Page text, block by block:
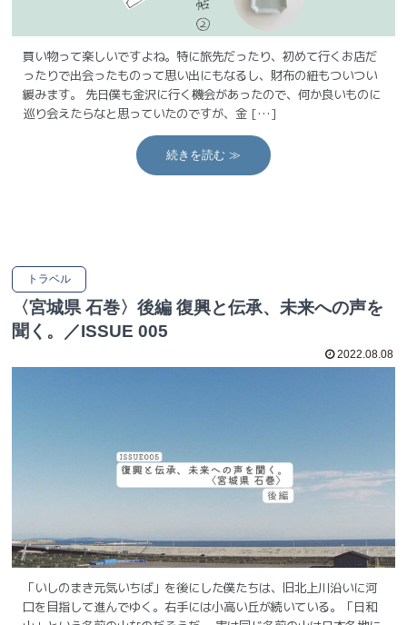
買い物って楽しいですよね。特に旅先だったり、初めて行くお店だ
ったりで出会ったものって思い出にもなるし、財布の紐もついつい
緩みます。 先日僕も金沢に行く機会があったので、何か良いものに
巡り会えたらなと思っていたのですが、金 […]
続きを読む ≫
トラベル
〈宮城県 石巻〉後編 復興と伝承、未来への声を
聞く。／ISSUE 005
2022.08.08
「いしのまき元気いちば」を後にした僕たちは、旧北上川沿いに河
口を目指して進んでゆく。右手には小高い丘が続いている。「日和